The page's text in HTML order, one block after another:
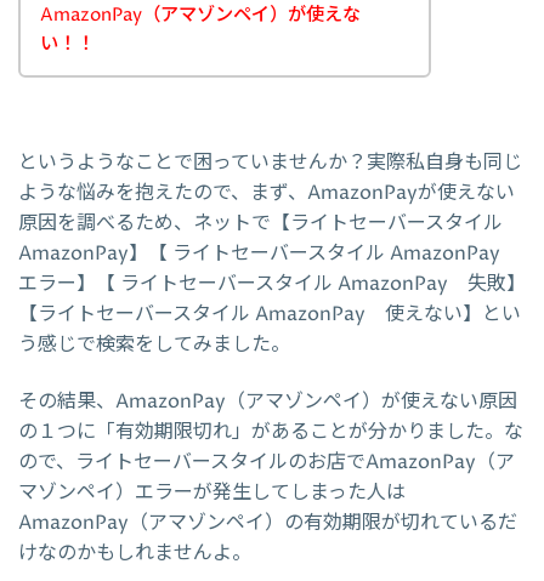
AmazonPay（アマゾンペイ）が使えな
い！！
というようなことで困っていませんか？実際私自身も同じ
ような悩みを抱えたので、まず、AmazonPayが使えない
原因を調べるため、ネットで【ライトセーバースタイル
AmazonPay】【 ライトセーバースタイル AmazonPay
エラー】【 ライトセーバースタイル AmazonPay 失敗】
【ライトセーバースタイル AmazonPay 使えない】とい
う感じで検索をしてみました。
その結果、AmazonPay（アマゾンペイ）が使えない原因
の１つに「有効期限切れ」があることが分かりました。な
ので、ライトセーバースタイルのお店でAmazonPay（ア
マゾンペイ）エラーが発生してしまった人は
AmazonPay（アマゾンペイ）の有効期限が切れているだ
けなのかもしれませんよ。